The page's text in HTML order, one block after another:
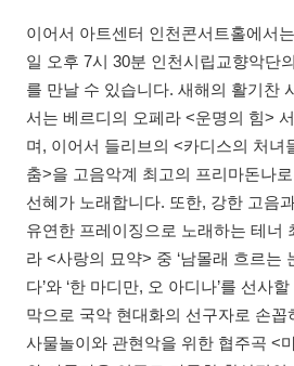
이어서 아트센터 인천콘서트홀에서
일 오후 7시 30분 인천시립교향악단
를 만날 수 있습니다. 새해의 활기찬
서는 베르디의 오페라 <운명의 힘>
며, 이어서 들리브의 <카디스의 처녀
춤>을 고음악계 최고의 프리마돈나
선혜가 노래합니다. 또한, 강한 고음
유연한 프레이징으로 노래하는 테너
라 <사랑의 묘약> 중 ‘남몰래 흐르는
다’와 ‘한 마디만, 오 아디나’를 선사
막으로 국악 현대화의 선구자로 손꼽
사물놀이와 관현악을 위한 협주곡 <